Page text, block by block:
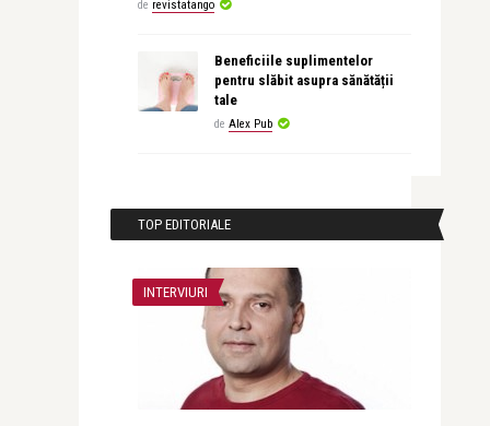
de revistatango
Beneficiile suplimentelor
pentru slăbit asupra sănătății
tale
de Alex Pub
TOP EDITORIALE
INTERVIURI